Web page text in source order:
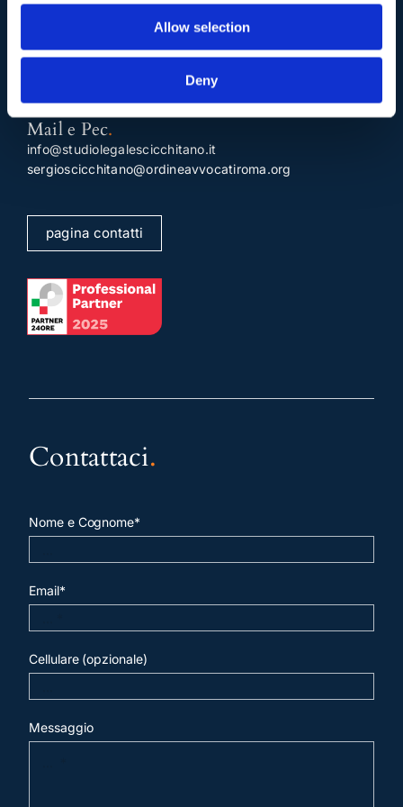
Allow selection
Deny
Tel:(+39) 06.3723102,(+39) 06.3720677,
Mail e Pec.
info@studiolegalescicchitano.it
sergioscicchitano@ordineavvocatiroma.org
pagina contatti
Contattaci.
Nome e Cognome*
Email*
Cellulare (opzionale)
Messaggio